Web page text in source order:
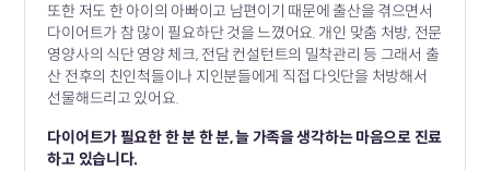
또한 저도 한 아이의 아빠이고 남편이기 때문에 출산을 겪으면서
다이어트가 참 많이 필요하단 것을 느꼈어요. 개인 맞춤 처방, 전문
영양사의 식단 영양 체크, 전담 컨설턴트의 밀착관리 등 그래서 출
산 전후의 친인척들이나 지인분들에게 직접 다잇단을 처방해서
선물해드리고 있어요.
다이어트가 필요한 한 분 한 분,늘 가족을 생각하는 마음으로 진료
하고 있습니다.